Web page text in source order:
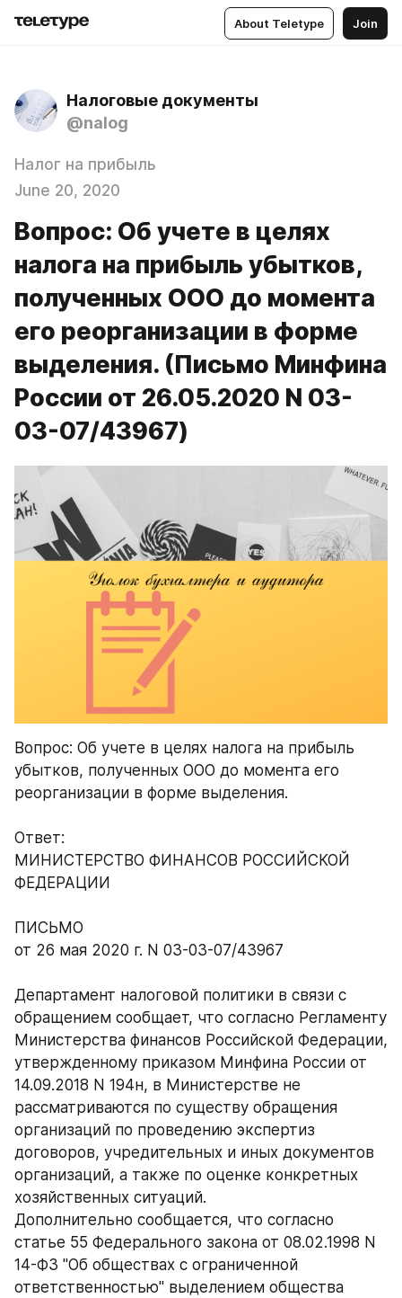
About Teletype Join
Налоговые документы
@nalog
Налог на прибыль
June 20, 2020
Вопрос: Об учете в целях
налога на прибыль убытков,
полученных ООО до момента
его реорганизации в форме
выделения. (Письмо Минфина
России от 26.05.2020 N 03-
03-07/43967)
Вопрос: Об учете в целях налога на прибыль
убытков, полученных ООО до момента его
реорганизации в форме выделения.
Ответ:
МИНИСТЕРСТВО ФИНАНСОВ РОССИЙСКОЙ
ФЕДЕРАЦИИ
ПИСЬМО
от 26 мая 2020 г. N 03-03-07/43967
Департамент налоговой политики в связи с
обращением сообщает, что согласно Регламенту
Министерства финансов Российской Федерации,
утвержденному приказом Минфина России от
14.09.2018 N 194н, в Министерстве не
рассматриваются по существу обращения
организаций по проведению экспертиз
договоров, учредительных и иных документов
организаций, а также по оценке конкретных
хозяйственных ситуаций.
Дополнительно сообщается, что согласно
статье 55 Федерального закона от 08.02.1998 N
14-ФЗ "Об обществах с ограниченной
ответственностью" выделением общества